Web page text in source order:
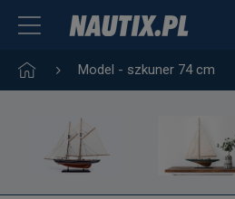
Model - szkuner 74 cm